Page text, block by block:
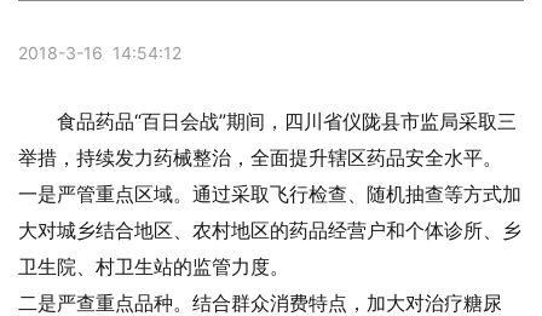
2018-3-16 14:54:12
食品药品“百日会战”期间，四川省仪陇县市监局采取三
举措，持续发力药械整治，全面提升辖区药品安全水平。
一是严管重点区域。通过采取飞行检查、随机抽查等方式加
大对城乡结合地区、农村地区的药品经营户和个体诊所、乡
卫生院、村卫生站的监管力度。
二是严查重点品种。结合群众消费特点，加大对治疗糖尿